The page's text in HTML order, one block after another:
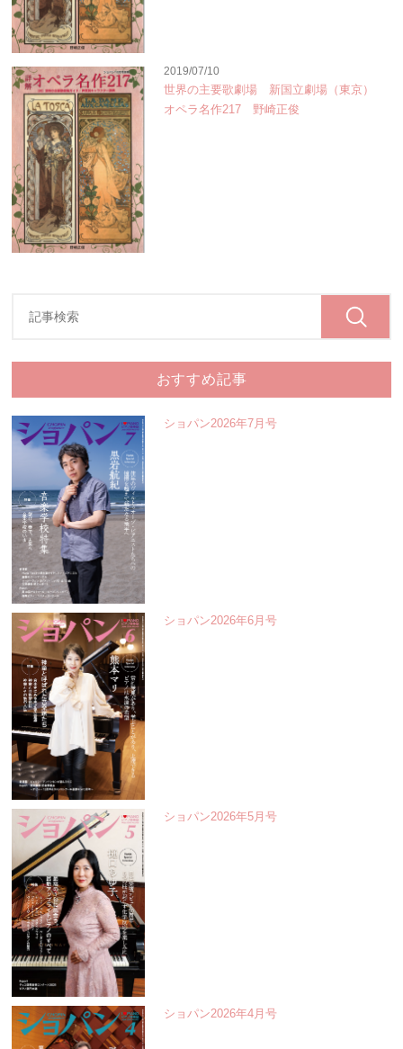
2019/07/10
世界の主要歌劇場 新国立劇場（東京）
オペラ名作217 野崎正俊
おすすめ記事
ショパン2026年7月号
ショパン2026年6月号
ショパン2026年5月号
ショパン2026年4月号